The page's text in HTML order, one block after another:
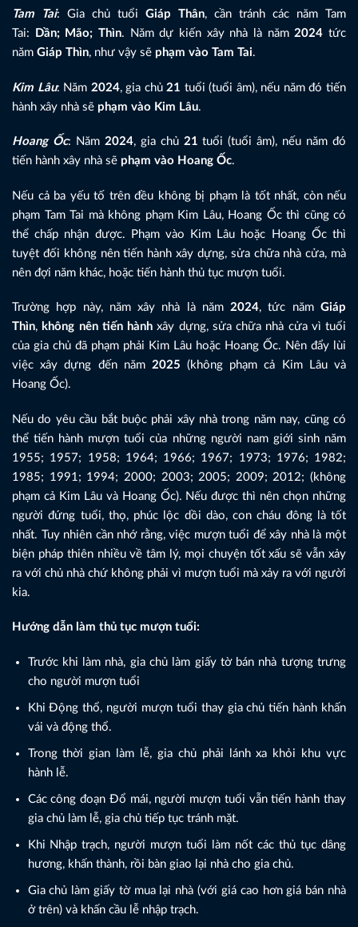
Tam Tai: Gia chủ tuổi Giáp Thân, cần tránh các năm Tam
Tai:
Dần; Mão; Thìn. Năm dự kiến xây nhà là năm2024 tức
năm Giáp Thìn, như vậy sẽ phạm vào Tam Tai.
Kim Lâu: Năm 2024, gia chủ 21 tuổi (tuổi âm), nếu năm đó tiến
hành xây nhà sẽ phạm vào Kim Lâu.
Hoang Ốc: Năm 2024, gia chủ 21 tuổi (tuổi âm), nếu năm đó
tiến hành xây nhà sẽ phạm vào Hoang Ốc.
Nếu cả ba yếu tố trên đều không bị phạm là tốt nhất, còn nếu
phạm Tam Tai mà không phạm Kim Lâu, Hoang Ốc thì cũng có
thể chấp nhận được. Phạm vào Kim Lâu hoặc Hoang Ốc thì
tuyệt đối không nên tiến hành xây dựng, sửa chữa nhà cửa, mà
nên đợi năm khác, hoặc tiến hành thủ tục mượn tuổi.
Trường hợp này, năm xây nhà là năm2024, tức nămGiáp
Thìn, không nên tiến hành xây dựng, sửa chữa nhà cửa vì tuổi
của gia chủ đã phạm phải Kim Lâu hoặc Hoang Ốc. Nên đẩy lùi
việc xây dựng đến năm 2025 (không phạm cả Kim Lâu và
Hoang Ốc).
Nếu do yêu cầu bắt buộc phải xây nhà trong năm nay, cũng có
thể tiến hành mượn tuổi của những người nam giới sinh năm
1955; 1957; 1958; 1964; 1966; 1967; 1973; 1976; 1982;
1985; 1991; 1994; 2000; 2003; 2005; 2009; 2012; (không
phạm cả Kim Lâu và Hoang Ốc). Nếu được thì nên chọn những
người đứng tuổi, thọ, phúc lộc dồi dào, con cháu đông là tốt
nhất. Tuy nhiên cần nhớ rằng, việc mượn tuổi để xây nhà là một
biện pháp thiên nhiều về tâm lý, mọi chuyện tốt xấu sẽ vẫn xảy
ra với chủ nhà chứ không phải vì mượn tuổi mà xảy ra với người
kia.
Hướng dẫn làm thủ tục mượn tuổi:
Trước khi làm nhà, gia chủ làm giấy tờ bán nhà tượng trưng
cho người mượn tuổi
Khi Động thổ, người mượn tuổi thay gia chủ tiến hành khấn
vái và động thổ.
Trong thời gian làm lễ, gia chủ phải lánh xa khỏi khu vực
hành lễ.
Các công đoạn Đổ mái, người mượn tuổi vẫn tiến hành thay
gia chủ làm lễ, gia chủ tiếp tục tránh mặt.
Khi Nhập trạch, người mượn tuổi làm nốt các thủ tục dâng
hương, khấn thành, rồi bàn giao lại nhà cho gia chủ.
Gia chủ làm giấy tờ mua lại nhà (với giá cao hơn giá bán nhà
ở trên) và khấn cầu lễ nhập trạch.